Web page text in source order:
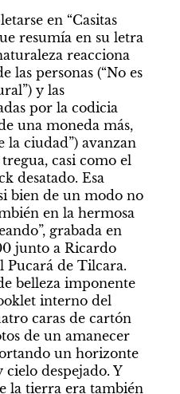
en “Casitas
resumía en su letra
reacciona
las personas (“No es
y las
por la codicia
una moneda más,
la ciudad”) avanzan
casi como el
desatado. Esa
bien de un modo no
en la hermosa
grabada en
junto a Ricardo
Pucará de Tilcara.
belleza imponente
interno del
caras de cartón
de un amanecer
un horizonte
cielo despejado. Y
la tierra era también